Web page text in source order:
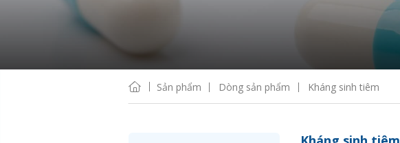
Sản phẩm Dòng sản phẩm Kháng sinh tiêm